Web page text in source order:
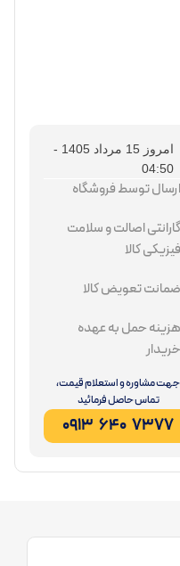
امروز 15 مرداد 1405 -
04:50
ارسال توسط فروشگاه
گارانتی اصالت و سلامت
فیزیکی کالا
ضمانت تعویض کالا
هزینه حمل به عهده
خریدار
جهت مشاوره و استعلام قیمت،
تماس حاصل فرمائید
7377 640 0913